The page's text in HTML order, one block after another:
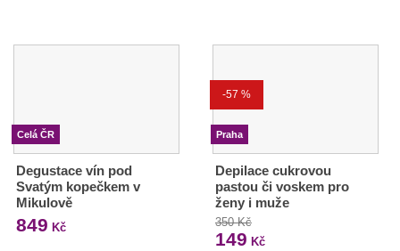
Celá ČR
Degustace vín pod
Svatým kopečkem v
Mikulově
849 Kč
-57 %
Praha
Depilace cukrovou
pastou či voskem pro
ženy i muže
350 Kč
149 Kč